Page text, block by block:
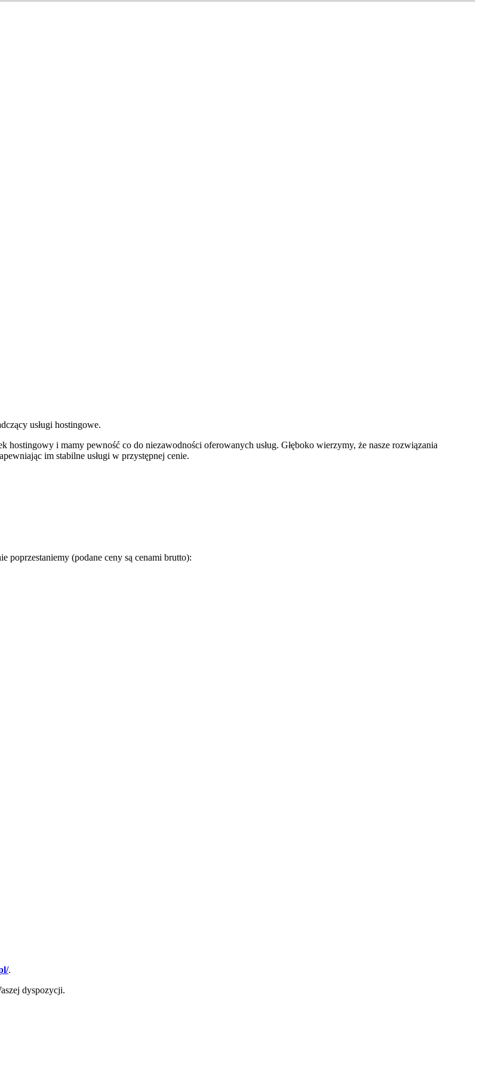
usługi hostingowe.
i mamy pewność co do niezawodności oferowanych usług. Głęboko wierzymy, że nasze rozwiązania
im stabilne usługi w przystępnej cenie.
poprzestaniemy (podane ceny są cenami brutto):
.
dyspozycji.